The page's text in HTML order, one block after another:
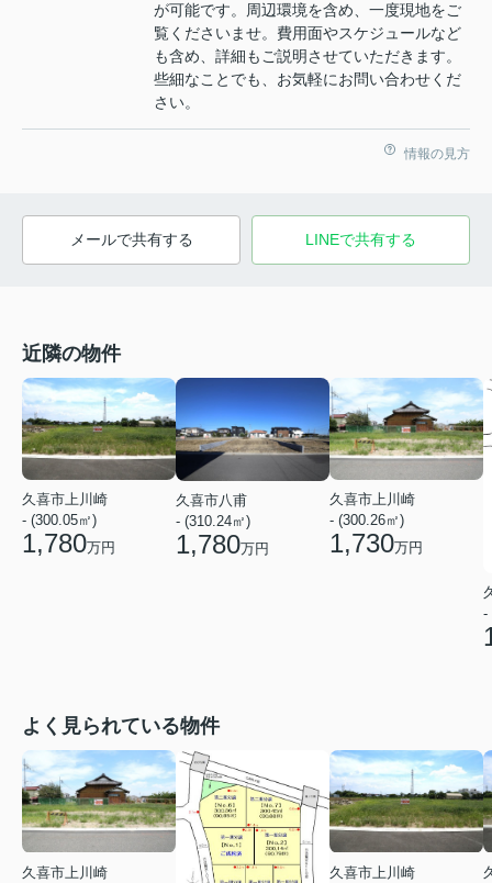
が可能です。周辺環境を含め、一度現地をご
覧くださいませ。費用面やスケジュールなど
も含め、詳細もご説明させていただきます。
些細なことでも、お気軽にお問い合わせくだ
さい。
情報の見方
メールで共有する LINEで共有する
近隣の物件
久喜市上川崎
- (300.05㎡)
1,780万円
久喜市八甫
- (310.24㎡)
1,780万円
久喜市上川崎
- (300.26㎡)
1,730万円
-
よく見られている物件
久喜市上川崎
久喜市上川崎